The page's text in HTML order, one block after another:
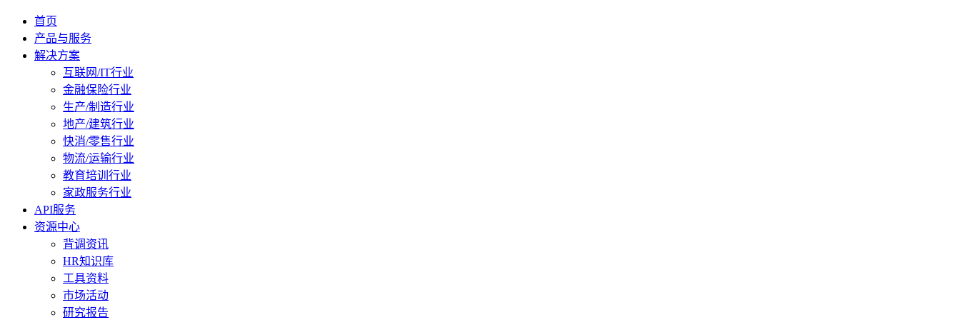
首页
产品与服务
解决方案
互联网/IT行业
金融保险行业
生产/制造行业
地产/建筑行业
快消/零售行业
物流/运输行业
教育培训行业
家政服务行业
API服务
资源中心
背调资讯
HR知识库
工具资料
市场活动
研究报告